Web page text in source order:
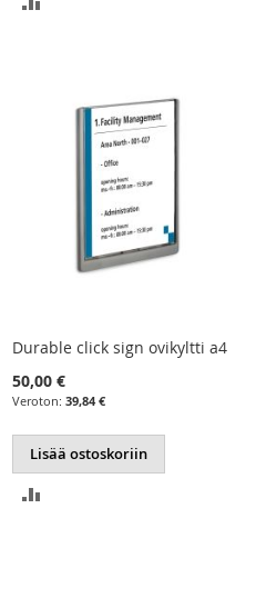
Durable click sign ovikyltti a4
50,00 €
39,84 €
Lisää ostoskoriin